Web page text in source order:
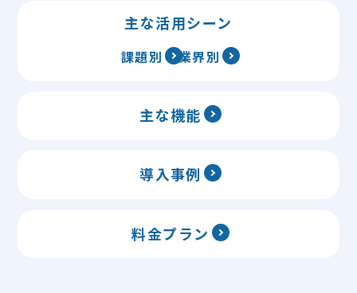
主な活用シーン
課題別 業界別
主な機能
導入事例
料金プラン